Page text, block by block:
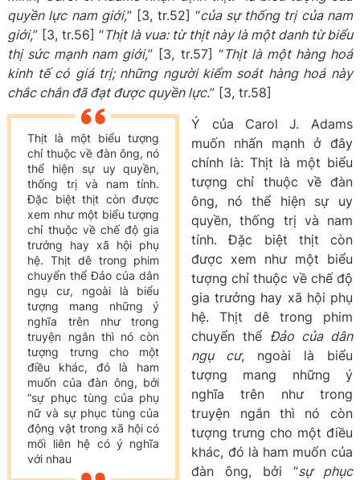
quyền lực nam giới,” [3, tr.52] “của sự thống trị của nam
giới,” [3, tr.56] “Thịt là vua: từ thịt này là một danh từ biểu
thị sức mạnh nam giới,” [3, tr.57] “Thịt là một hàng hoá
kinh tế có giá trị; những người kiểm soát hàng hoá này
chắc chắn đã đạt được quyền lực.” [3, tr.58]
Thịt là một biểu tượng
chỉ thuộc về đàn ông, nó
thể hiện sự uy quyền,
thống trị và nam tính.
Đặc biệt thịt còn được
xem như một biểu tượng
chỉ thuộc về chế độ gia
trưởng hay xã hội phụ
hệ. Thịt dê trong phim
chuyển thể Đảo của dân
ngụ cư, ngoài là biểu
tượng mang những ý
nghĩa trên như trong
truyện ngắn thì nó còn
tượng trưng cho một
điều khác, đó là ham
muốn của đàn ông, bởi
“sự phục tùng của phụ
nữ và sự phục tùng của
động vật trong xã hội có
mối liên hệ có ý nghĩa
với nhau
Ý của Carol J. Adams
muốn nhấn mạnh ở đây
chính là: Thịt là một biểu
tượng chỉ thuộc về đàn
ông, nó thể hiện sự uy
quyền, thống trị và nam
tính. Đặc biệt thịt còn
được xem như một biểu
tượng chỉ thuộc về chế độ
gia trưởng hay xã hội phụ
hệ. Thịt dê trong phim
chuyển thể Đảo của dân
ngụ cư, ngoài là biểu
tượng mang những ý
nghĩa trên như trong
truyện ngắn thì nó còn
tượng trưng cho một điều
khác, đó là ham muốn của
đàn ông, bởi “sự phục